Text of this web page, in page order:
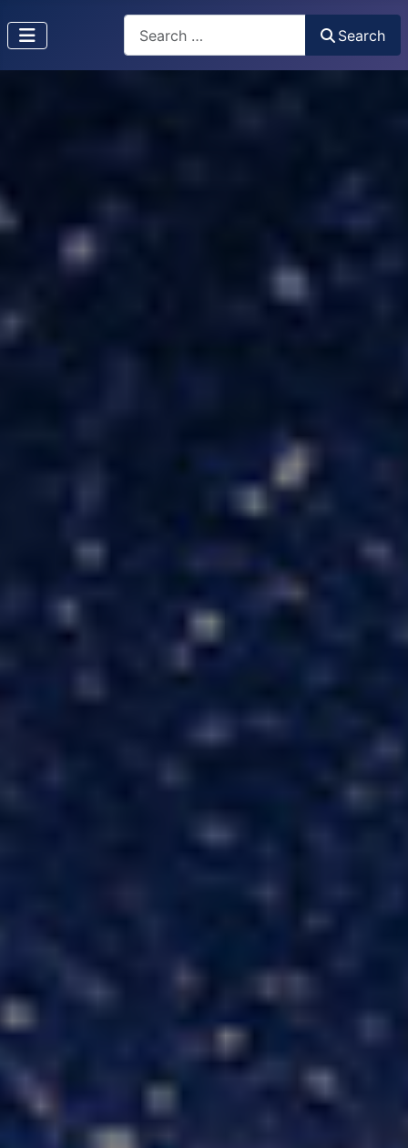
Type 2 or more characters for results.
Search